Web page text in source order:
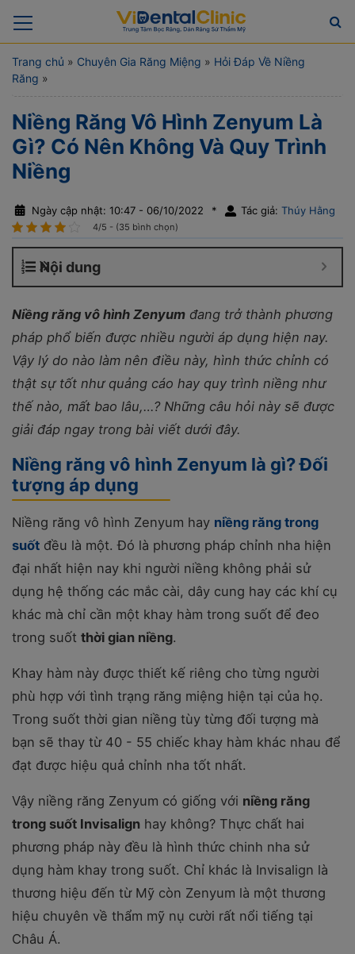
Trang chủ » Chuyên Gia Răng Miệng » Hỏi Đáp Về Niềng
Răng »
Niềng Răng Vô Hình Zenyum Là
Gì? Có Nên Không Và Quy Trình
Niềng
Ngày cập nhật: 10:47 - 06/10/2022 * Tác giả: Thúy Hằng
4/5 - (35 bình chọn)
Nội dung
Niềng răng vô hình Zenyum đang trở thành phương
pháp phổ biến được nhiều người áp dụng hiện nay.
Vậy lý do nào làm nên điều này, hình thức chỉnh có
thật sự tốt như quảng cáo hay quy trình niềng như
thế nào, mất bao lâu,…? Những câu hỏi này sẽ được
giải đáp ngay trong bài viết dưới đây.
Niềng răng vô hình Zenyum là gì? Đối
tượng áp dụng
Niềng răng vô hình Zenyum hay niềng răng trong
suốt đều là một. Đó là phương pháp chỉnh nha hiện
đại nhất hiện nay khi người niềng không phải sử
dụng hệ thống các mắc cài, dây cung hay các khí cụ
khác mà chỉ cần một khay hàm trong suốt để đeo
trong suốt thời gian niềng.
Khay hàm này được thiết kế riêng cho từng người
phù hợp với tình trạng răng miệng hiện tại của họ.
Trong suốt thời gian niềng tùy từng đối tượng mà
bạn sẽ thay từ 40 - 55 chiếc khay hàm khác nhau để
đạt được hiệu quả chỉnh nha tốt nhất.
Vậy niềng răng Zenyum có giống với niềng răng
trong suốt Invisalign hay không? Thực chất hai
phương pháp này đều là hình thức chinh nha sử
dụng hàm khay trong suốt. Chỉ khác là Invisalign là
thương hiệu đến từ Mỹ còn Zenyum là một thương
hiệu chuyên về thẩm mỹ nụ cười rất nổi tiếng tại
Châu Á.